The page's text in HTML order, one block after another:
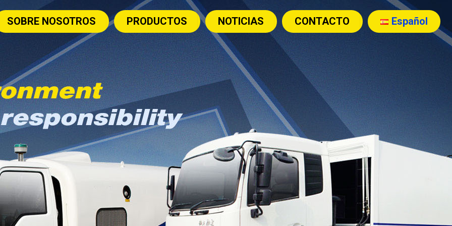
SOBRE NOSOTROS PRODUCTOS NOTICIAS CONTACTO Español